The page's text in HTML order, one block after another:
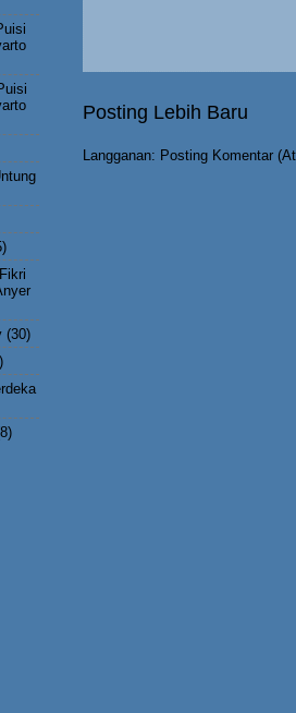
Posting Lebih Baru
Langganan: Posting Komentar
(30)